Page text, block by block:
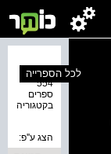
נמצאו
554
ספרים
בקטגוריה
לכל הספרייה
הצג ע''פ: